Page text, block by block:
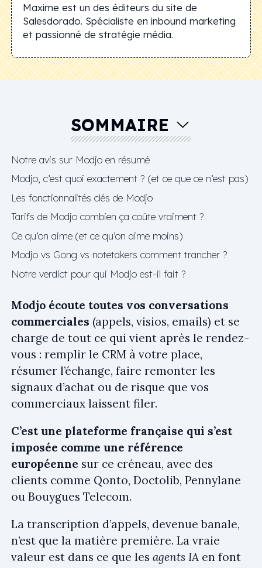
Maxime est un des éditeurs du site de
Salesdorado. Spécialiste en inbound marketing
et passionné de stratégie média.
SOMMAIRE
Notre avis sur Modjo en résumé
Modjo, c’est quoi exactement ? (et ce que ce n’est pas)
Les fonctionnalités clés de Modjo
Tarifs de Modjo combien ça coûte vraiment ?
Ce qu’on aime (et ce qu’on aime moins)
Modjo vs Gong vs notetakers comment trancher ?
Notre verdict pour qui Modjo est-il fait ?
Modjo écoute toutes vos conversations
commerciales (appels, visios, emails) et se
charge de tout ce qui vient après le rendez-
vous : remplir le CRM à votre place,
résumer l’échange, faire remonter les
signaux d’achat ou de risque que vos
commerciaux laissent filer.
C’est une plateforme française qui s’est
imposée comme une référence
européenne sur ce créneau, avec des
clients comme Qonto, Doctolib, Pennylane
ou Bouygues Telecom.
La transcription d’appels, devenue banale,
n’est que la matière première. La vraie
valeur est dans ce que les agents IA en font